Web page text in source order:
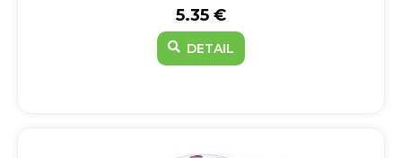
5.35 €
DETAIL